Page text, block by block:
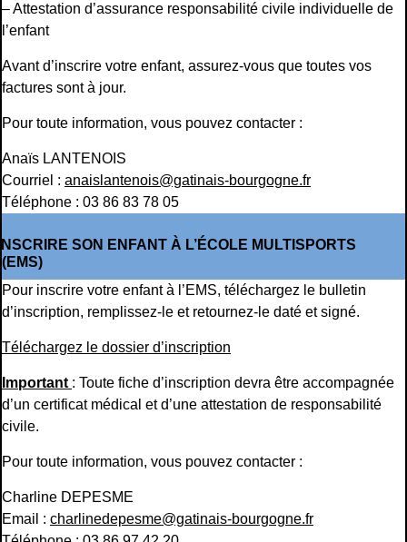
– Attestation d’assurance responsabilité civile individuelle de
l’enfant
Avant d’inscrire votre enfant, assurez-vous que toutes vos
factures sont à jour.
Pour toute information, vous pouvez contacter :
Anaïs LANTENOIS
Courriel : anaislantenois@gatinais-bourgogne.fr
Téléphone : 03 86 83 78 05
SON ENFANT À L’ÉCOLE MULTISPORTS
(EMS)
Pour inscrire votre enfant à l’EMS, téléchargez le bulletin
d’inscription, remplissez-le et retournez-le daté et signé.
Téléchargez le dossier d’inscription
Important : Toute fiche d’inscription devra être accompagnée
d’un certificat médical et d’une attestation de responsabilité
civile.
Pour toute information, vous pouvez contacter :
Charline DEPESME
Email : charlinedepesme@gatinais-bourgogne.fr